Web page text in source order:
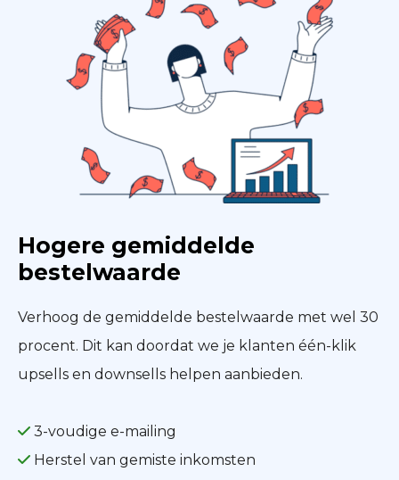
Hogere gemiddelde
bestelwaarde
Verhoog de gemiddelde bestelwaarde met wel 30
procent. Dit kan doordat we je klanten één-klik
upsells en downsells helpen aanbieden.
3-voudige e-mailing
Herstel van gemiste inkomsten